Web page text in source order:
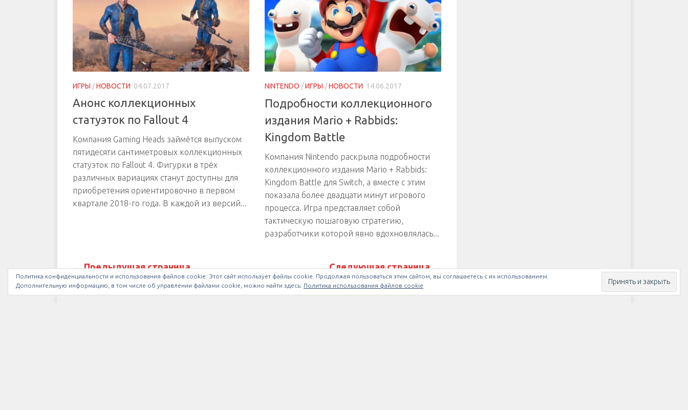
ИГРЫ /НОВОСТИ 04.07.2017
Анонс коллекционных
статуэток по Fallout 4
Компания Gaming Heads займётся выпуском
пятидесяти сантиметровых коллекционных
статуэток по Fallout 4. Фигурки в трёх
различных вариациях станут доступны для
приобретения ориентировочно в первом
квартале 2018-го года. В каждой из версий...
NINTENDO /ИГРЫ /НОВОСТИ 14.06.2017
Подробности коллекционного
издания Mario + Rabbids:
Kingdom Battle
Компания Nintendo раскрыла подробности
коллекционного издания Mario + Rabbids:
Kingdom Battle для Switch, а вместе с этим
показала более двадцати минут игрового
процесса. Игра представляет собой
тактическую пошаговую стратегию,
разработчики которой явно вдохновлялась...
← Предыдущая страница Следующая страница →
Политика конфиденциальности и использования файлов сookie: Этот сайт использует файлы cookie. Продолжая пользоваться этим сайтом, вы соглашаетесь с их использованием.
Дополнительную информацию, в том числе об управлении файлами cookie, можно найти здесь: Политика использования файлов cookie